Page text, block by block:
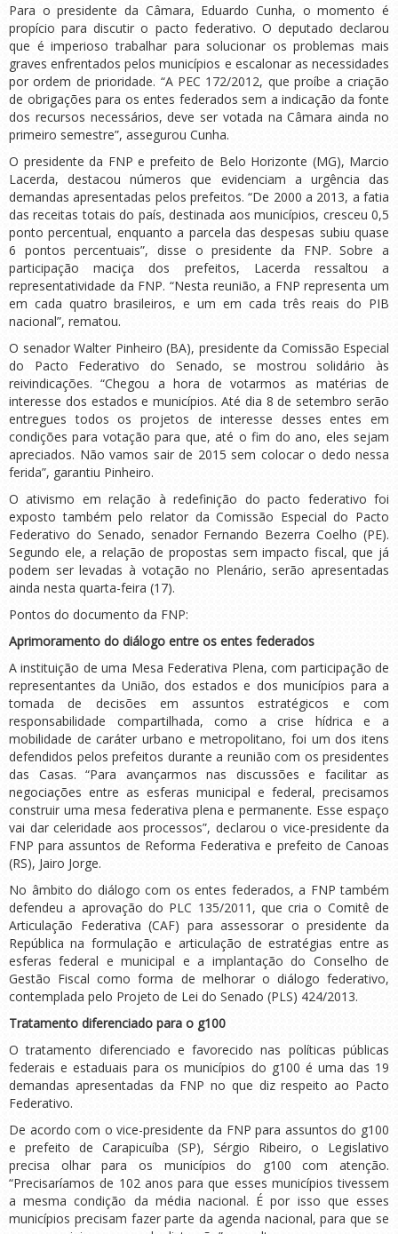
Para o presidente da Câmara, Eduardo Cunha, o momento é
propício para discutir o pacto federativo. O deputado declarou
que é imperioso trabalhar para solucionar os problemas mais
graves enfrentados pelos municípios e escalonar as necessidades
por ordem de prioridade. “A PEC 172/2012, que proíbe a criação
de obrigações para os entes federados sem a indicação da fonte
dos recursos necessários, deve ser votada na Câmara ainda no
primeiro semestre”, assegurou Cunha.
O presidente da FNP e prefeito de Belo Horizonte (MG), Marcio
Lacerda, destacou números que evidenciam a urgência das
demandas apresentadas pelos prefeitos. “De 2000 a 2013, a fatia
das receitas totais do país, destinada aos municípios, cresceu 0,5
ponto percentual, enquanto a parcela das despesas subiu quase
6 pontos percentuais”, disse o presidente da FNP. Sobre a
participação maciça dos prefeitos, Lacerda ressaltou a
representatividade da FNP. “Nesta reunião, a FNP representa um
em cada quatro brasileiros, e um em cada três reais do PIB
nacional”, rematou.
O senador Walter Pinheiro (BA), presidente da Comissão Especial
do Pacto Federativo do Senado, se mostrou solidário às
reivindicações. “Chegou a hora de votarmos as matérias de
interesse dos estados e municípios. Até dia 8 de setembro serão
entregues todos os projetos de interesse desses entes em
condições para votação para que, até o fim do ano, eles sejam
apreciados. Não vamos sair de 2015 sem colocar o dedo nessa
ferida”, garantiu Pinheiro.
O ativismo em relação à redefinição do pacto federativo foi
exposto também pelo relator da Comissão Especial do Pacto
Federativo do Senado, senador Fernando Bezerra Coelho (PE).
Segundo ele, a relação de propostas sem impacto fiscal, que já
podem ser levadas à votação no Plenário, serão apresentadas
ainda nesta quarta-feira (17).
Pontos do documento da FNP:
Aprimoramento do diálogo entre os entes federados
A instituição de uma Mesa Federativa Plena, com participação de
representantes da União, dos estados e dos municípios para a
tomada de decisões em assuntos estratégicos e com
responsabilidade compartilhada, como a crise hídrica e a
mobilidade de caráter urbano e metropolitano, foi um dos itens
defendidos pelos prefeitos durante a reunião com os presidentes
das Casas. “Para avançarmos nas discussões e facilitar as
negociações entre as esferas municipal e federal, precisamos
construir uma mesa federativa plena e permanente. Esse espaço
vai dar celeridade aos processos”, declarou o vice-presidente da
FNP para assuntos de Reforma Federativa e prefeito de Canoas
(RS), Jairo Jorge.
No âmbito do diálogo com os entes federados, a FNP também
defendeu a aprovação do PLC 135/2011, que cria o Comitê de
Articulação Federativa (CAF) para assessorar o presidente da
República na formulação e articulação de estratégias entre as
esferas federal e municipal e a implantação do Conselho de
Gestão Fiscal como forma de melhorar o diálogo federativo,
contemplada pelo Projeto de Lei do Senado (PLS) 424/2013.
Tratamento diferenciado para o g100
O tratamento diferenciado e favorecido nas políticas públicas
federais e estaduais para os municípios do g100 é uma das 19
demandas apresentadas da FNP no que diz respeito ao Pacto
Federativo.
De acordo com o vice-presidente da FNP para assuntos do g100
e prefeito de Carapicuíba (SP), Sérgio Ribeiro, o Legislativo
precisa olhar para os municípios do g100 com atenção.
“Precisaríamos de 102 anos para que esses municípios tivessem
a mesma condição da média nacional. É por isso que esses
municípios precisam fazer parte da agenda nacional, para que se